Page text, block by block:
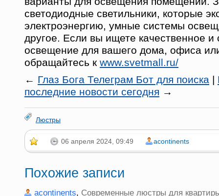
светодиодные светильники, которые
электроэнергию, умные системы
другое. Если вы ищете качественное и
освещение для вашего дома, офиса
обращайтесь к www.svetmall.ru/
← Глаз Бога Телеграм Бот для поиска |
последние новости сегодня →
Люстры
06 апреля 2024, 09:49 acontinents
Похожие записи
acontinents, Современные люстры для